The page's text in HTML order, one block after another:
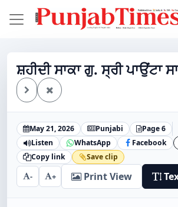
ਸ਼ਹੀਦੀ ਸਾਕਾ ਗੁ. ਸ੍ਰੀ ਪਾਉਂਟਾ
May 21, 2026 Punjabi
Page 6
Listen
WhatsApp Facebook
Copy link
Save clip
- + Print View